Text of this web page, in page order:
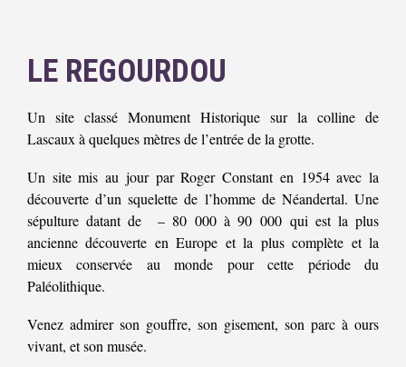
LE REGOURDOU
Un site classé Monument Historique sur la colline de
Lascaux à quelques mètres de l’entrée de la grotte.
Un site mis au jour par Roger Constant en 1954 avec la
découverte d’un squelette de l’homme de Néandertal. Une
sépulture datant de – 80 000 à 90 000 qui est la plus
ancienne découverte en Europe et la plus complète et la
mieux conservée au monde pour cette période du
Paléolithique.
Venez admirer son gouffre, son gisement, son parc à ours
vivant, et son musée.